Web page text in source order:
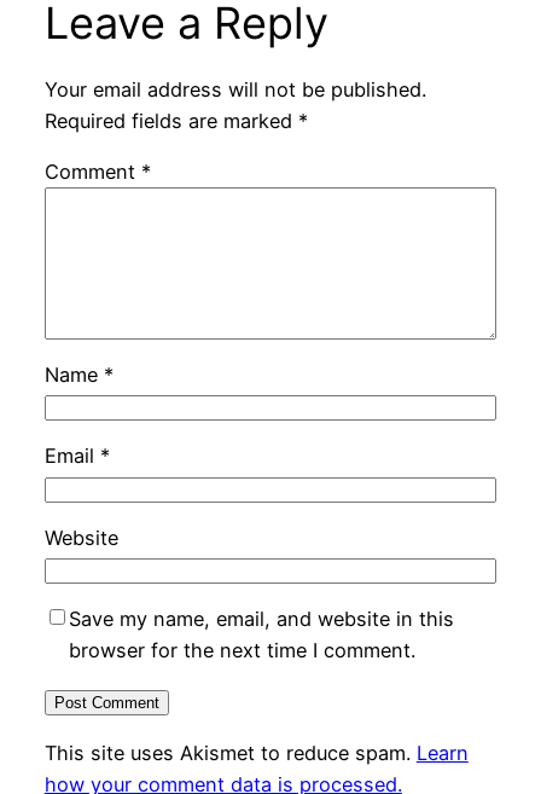
Leave a Reply
Your email address will not be published.
Required fields are marked *
Comment *
Name *
Email *
Website
Save my name, email, and website in this
browser for the next time I comment.
This site uses Akismet to reduce spam. Learn
how your comment data is processed.